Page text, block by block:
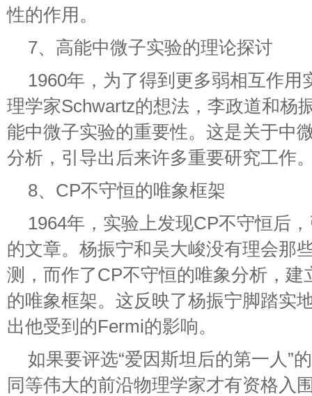
性的作用。
7、高能中微子实验的理论探讨
1960年，为了得到更多弱相互作用
理学家Schwartz的想法，李政道和杨
能中微子实验的重要性。这是关于中
分析，引导出后来许多重要研究工作
8、CP不守恒的唯象框架
1964年，实验上发现CP不守恒后
的文章。杨振宁和吴大峻没有理会那
测，而作了CP不守恒的唯象分析，建
的唯象框架。这反映了杨振宁脚踏实
出他受到的Fermi的影响。
如果要评选“爱因斯坦后的第一人”
同等伟大的前沿物理学家才有资格入